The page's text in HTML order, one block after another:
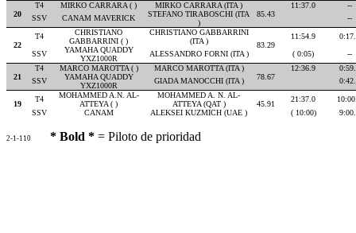
20
T4 MIRKO CARRARA ( )
MIRKO CARRARA (ITA )
85.43
11:37.0
--
SSV
CANAM MAVERICK
STEFANO TIRABOSCHI (ITA
)
--
22
T4
CHRISTIANO
GABBARRINI ( )
CHRISTIANO GABBARRINI
(ITA )
83.29
11:54.9
SSV
YAMAHA QUADDY
YXZ1000R
ALESSANDRO FORNI (ITA ) ( 0:05) --
21
T4 MARCO MAROTTA ( )
MARCO MAROTTA (ITA )
78.67
12:36.9
SSV
YAMAHA QUADDY
YXZ1000R
GIADA MANOCCHI (ITA )
19
T4
MOHAMMED A.N. AL-
ATTEYA ( )
MOHAMMED A. N. AL-
ATTEYA (QAT )
45.91
21:37.0
SSV
CANAM ALEKSEI KUZMICH (UAE ) ( 10:00)
2-1-110 * Bold * = Piloto de prioridad